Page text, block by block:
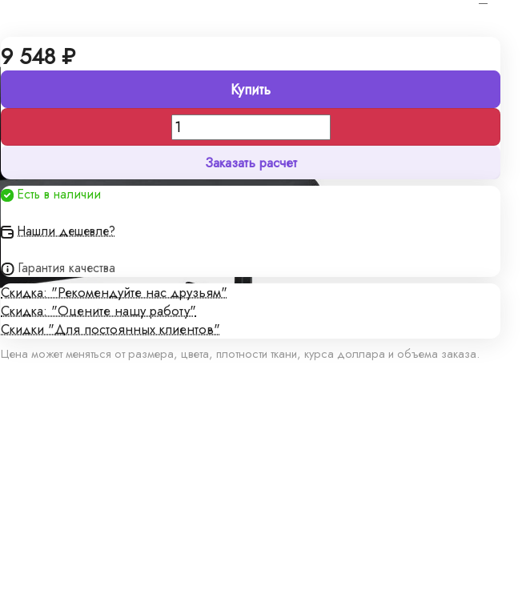
9 548 ₽
Купить
Заказать расчет
Есть в наличии
Нашли дешевле?
Гарантия качества
Скидка: "Рекомендуйте нас друзьям"
Скидка: "Оцените нашу работу"
Скидки "Для постоянных клиентов"
Цена может меняться от размера, цвета, плотности ткани, курса доллара и объема заказа.